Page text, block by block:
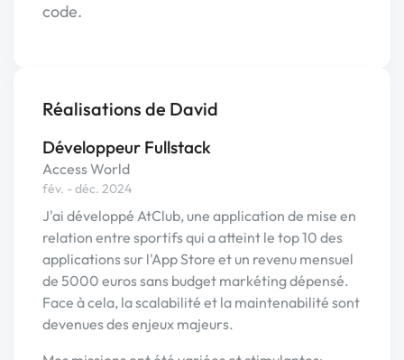
code.
Réalisations de David
Développeur Fullstack
Access World
fév. - déc. 2024
J'ai développé AtClub, une application de mise en
relation entre sportifs qui a atteint le top 10 des
applications sur l'App Store et un revenu mensuel
de 5000 euros sans budget markéting dépensé.
Face à cela, la scalabilité et la maintenabilité sont
devenues des enjeux majeurs.